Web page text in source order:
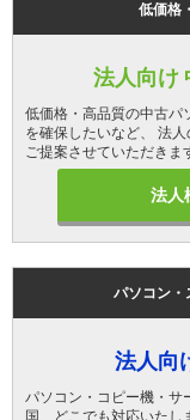
低価格
法人向け
低価格・高品質の中古パ
を確保したいなど、 法
ご提案させていただきま
法人
パソコン・
法人向
パソコン・コピー機・サ
国、どこでも対応いた